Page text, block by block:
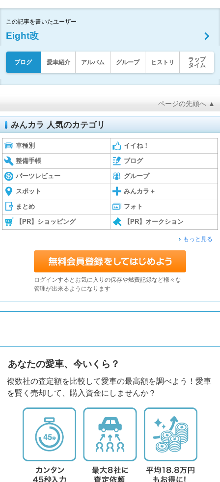
この記事を書いたユーザー
Eight改
ブログ 愛車紹介 アルバム グループ ヒストリ
ラップ
タイム
ページの先頭へ ▲
みんカラ 人気のカテゴリ
車種別 イイね！
整備手帳 ブログ
パーツレビュー グループ
スポット みんカラ＋
まとめ フォト
【PR】ショッピング 【PR】オークション
もっと見る
ログインするとお気に入りの保存や燃費記録など様々な
管理が出来るようになります
あなたの愛車、今いくら？
複数社の査定額を比較して愛車の最高額を調べよう！愛車
を賢く売却して、購入資金にしませんか？